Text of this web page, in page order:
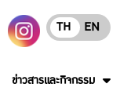
EN
TH
ข่าวสารและกิจกรรม